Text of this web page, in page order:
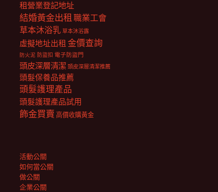
租營業登記地址
結婚黃金出租職業工會
草本沐浴乳 草本沐浴露
虛擬地址出租 金價查詢
防火泥 防盜扣 電子防盜門
頭皮深層清潔 頭皮深層清潔推薦
頭髮保養品推薦
頭髮護理產品
頭髮護理產品試用
飾金買賣 高價收購黃金
活動公關
如何當公關
做公關
企業公關